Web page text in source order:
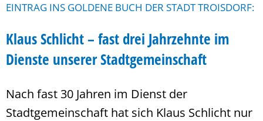
EINTRAG INS GOLDENE BUCH DER STADT TROISDORF:
Klaus Schlicht – fast drei Jahrzehnte im
Dienste unserer Stadtgemeinschaft
Nach fast 30 Jahren im Dienst der
Stadtgemeinschaft hat sich Klaus Schlicht nur